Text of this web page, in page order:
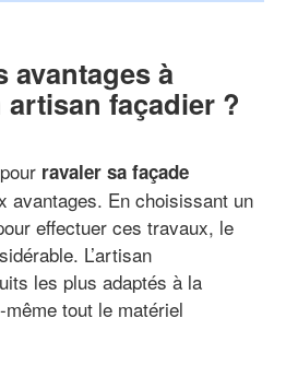
avantages à
façadier ?
ravaler sa façade
avantages. En choisissant un
effectuer ces travaux, le
L’artisan
les plus adaptés à la
tout le matériel